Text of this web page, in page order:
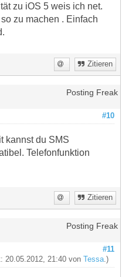
zu iOS 5 weis ich net.
zu machen . Einfach
Zitieren
Posting Freak
#10
kannst du SMS
Telefonfunktion
Zitieren
Posting Freak
#11
20.05.2012, 21:40 vonTessa .)